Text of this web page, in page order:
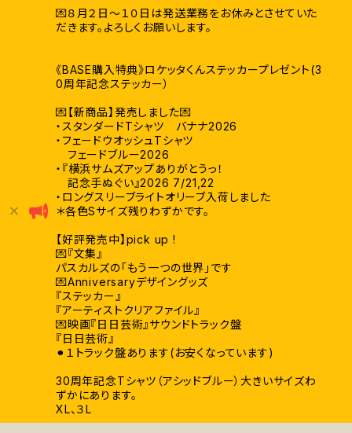
💌８月２日〜１０日は発送業務をお休みとさせていた
だきます。よろしくお願いします。
《BASE購入特典》ロケッタくんステッカープレゼント(3
0周年記念ステッカー）
💌【新商品】発売しました💌
・スタンダードTシャツ バナナ2026
・フェードウオッシュTシャツ
フェードブルー2026
・『横浜サムズアップありがとうっ！
記念手ぬぐい』2026 7/21,22
・ロングスリーブライトオリーブ入荷しました
＊各色Sサイズ残りわずかです。
【好評発売中】pick up !
💌『文集』
パスカルズの「もう一つの世界」です
💌Anniversaryデザイングッズ
『ステッカー』
『アーティストクリアファイル』
💌映画『日日芸術』サウンドトラック盤
『日日芸術』
⚫︎１トラック盤あります(お安くなっています)
30周年記念Tシャツ（アシッドブルー）大きいサイズわ
ずかにあります。
XL、３L